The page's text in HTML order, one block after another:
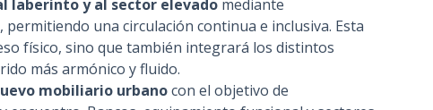
laberinto y al sector elevado mediante
una circulación continua e inclusiva. Esta
físico, sino que también integrará los distintos
más armónico y fluido.
mobiliario urbanocon el objetivo de